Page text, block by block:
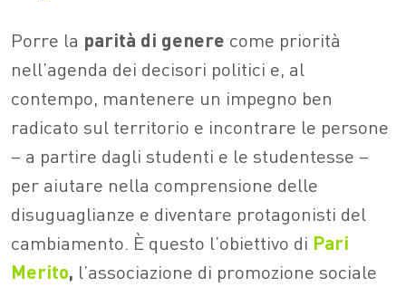
Porre la parità di genere come priorità
nell’agenda dei decisori politici e, al
contempo, mantenere un impegno ben
radicato sul territorio e incontrare le persone
– a partire dagli studenti e le studentesse –
per aiutare nella comprensione delle
disuguaglianze e diventare protagonisti del
cambiamento. È questo l’obiettivo di Pari
Merito, l’associazione di promozione sociale